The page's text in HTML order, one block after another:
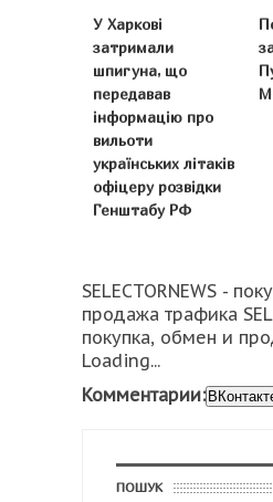
У Харкові
затримали
шпигуна, що
передавав
інформацію про
вильоти
українських літаків
офіцеру розвідки
Генштабу РФ
SELECTORNEWS -
продажа трафика
покупка, обмен и
Loading...
Комментарии:
ПОШУК